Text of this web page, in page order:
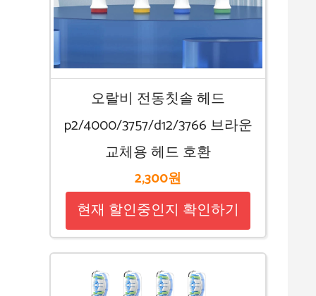
오랄비 전동칫솔 헤드
p2/4000/3757/d12/3766 브라운
교체용 헤드 호환
2,300원
현재 할인중인지 확인하기